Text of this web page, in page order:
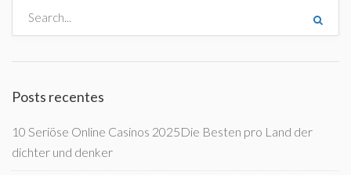
Posts recentes
10 Seriöse Online Casinos 2025Die Besten pro Land der
dichter und denker